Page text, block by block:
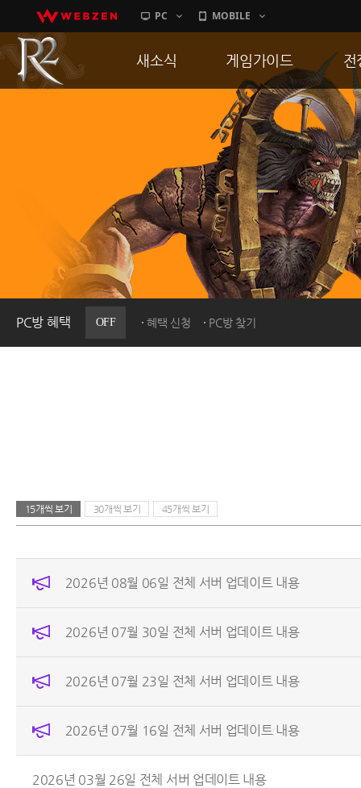
PC MOBILE
PC방 혜택 OFF 혜택 신청 PC방 찾기
새소식
이벤트
히스토리
PC방으로간다
게임가이드
게임 특징
서버가이드
신병훈련소
세부가이드
통합보급센터
전
통
공
15개씩 보기 30개씩 보기 45개씩 보기
2026년 08월 06일 전체 서버 업데이트 내용
2026년 07월 30일 전체 서버 업데이트 내용
2026년 07월 23일 전체 서버 업데이트 내용
2026년 07월 16일 전체 서버 업데이트 내용
2026년 03월 26일 전체 서버 업데이트 내용